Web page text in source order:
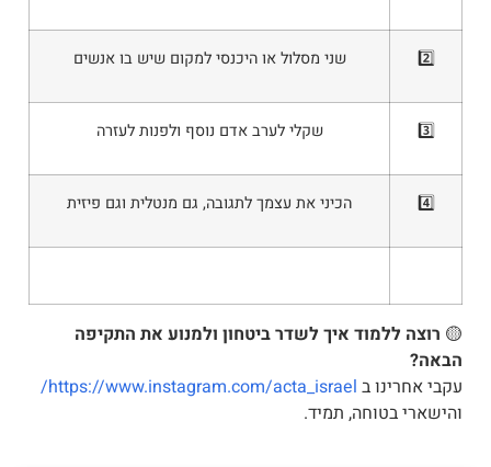
2️⃣ שני מסלול או היכנסי למקום שיש בו אנשים
3️⃣ שקלי לערב אדם נוסף ולפנות לעזרה
4️⃣ הכיני את עצמך לתגובה, גם מנטלית וגם פיזית
🟡 רוצה ללמוד איך לשדר ביטחון ולמנוע את התקיפה
הבאה?
עקבי אחרינו ב https://www.instagram.com/acta_israel/
והישארי בטוחה, תמיד.